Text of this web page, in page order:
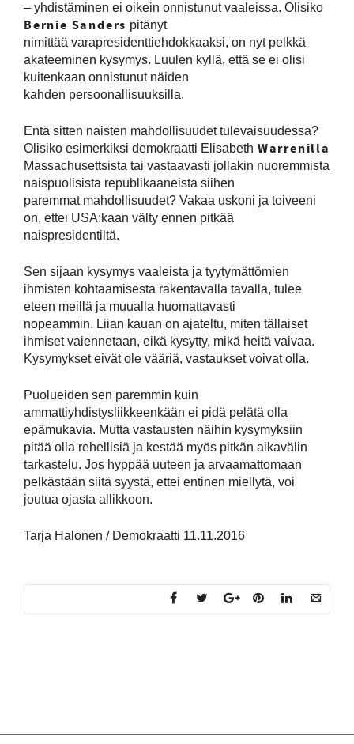
– yhdistäminen ei oikein onnistunut vaaleissa. Olisiko
Bernie Sanders pitänyt
nimittää varapresidenttiehdokkaaksi, on nyt pelkkä
akateeminen kysymys. Luulen kyllä, että se ei olisi
kuitenkaan onnistunut näiden
kahden persoonallisuuksilla.
Entä sitten naisten mahdollisuudet tulevaisuudessa?
Olisiko esimerkiksi demokraatti Elisabeth Warrenilla
Massachusettsista tai vastaavasti jollakin nuoremmista
naispuolisista republikaaneista siihen
paremmat mahdollisuudet? Vakaa uskoni ja toiveeni
on, ettei USA:kaan välty ennen pitkää
naispresidentiltä.
Sen sijaan kysymys vaaleista ja tyytymättömien
ihmisten kohtaamisesta rakentavalla tavalla, tulee
eteen meillä ja muualla huomattavasti
nopeammin. Liian kauan on ajateltu, miten tällaiset
ihmiset vaiennetaan, eikä kysytty, mikä heitä vaivaa.
Kysymykset eivät ole vääriä, vastaukset voivat olla.
Puolueiden sen paremmin kuin
ammattiyhdistysliikkeenkään ei pidä pelätä olla
epämukavia. Mutta vastausten näihin kysymyksiin
pitää olla rehellisiä ja kestää myös pitkän aikavälin
tarkastelu. Jos hyppää uuteen ja arvaamattomaan
pelkästään siitä syystä, ettei entinen miellytä, voi
joutua ojasta allikkoon.
Tarja Halonen / Demokraatti 11.11.2016